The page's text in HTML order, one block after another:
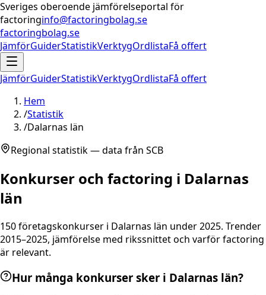
Sveriges oberoende jämförelseportal för
factoringinfo@factoringbolag.se
factoringbolag.se
JämförGuiderStatistikVerktygOrdlistaFå offert
JämförGuiderStatistikVerktygOrdlistaFå offert
Hem
/Statistik
/Dalarnas län
Regional statistik — data från SCB
Konkurser och factoring i Dalarnas
län
150företagskonkurser i Dalarnas län under 2025. Trender
2015–2025, jämförelse med rikssnittet och varför factoring
är relevant.
Hur många konkurser sker i Dalarnas län?